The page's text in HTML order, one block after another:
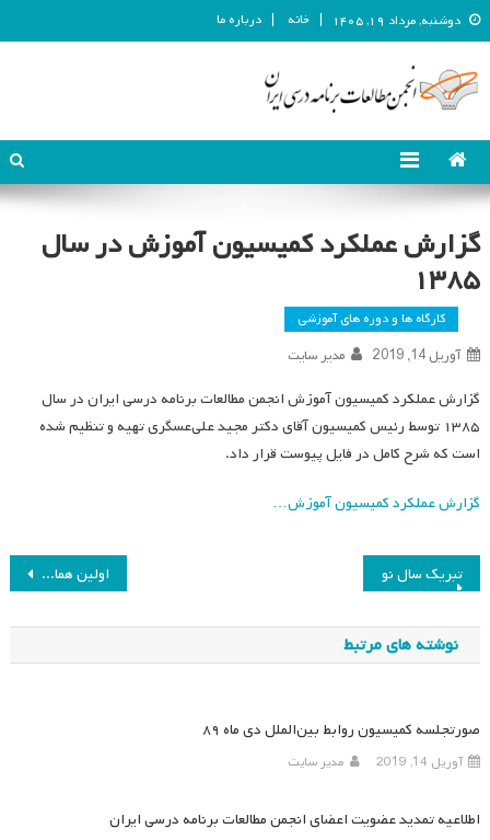
دوشنبه, مرداد ۱۹, ۱۴۰۵ خانه درباره ما
انجمن مطالعات برنامه درسی ایران
گزارش عملکرد کمیسیون آموزش در سال
۱۳۸۵
کارگاه ها و دوره های آموزشی
آوریل 14, 2019 مدیر سایت
گزارش عملکرد کمیسیون آموزش انجمن مطالعات برنامه درسی ایران در سال
۱۳۸۵ توسط رئیس کمیسیون آقای دکتر مجید علی‌عسگری تهیه و تنظیم شده
است که شرح کامل در فایل پیوست قرار داد.
گزارش عملکرد کمیسیون آموزش…
راهبری
نوشته
اولین همایش بین‌المللی آموزش و یادگیری غیررسمی تبریک سال نو
نوشته های مرتبط
صورتجلسه کمیسیون روابط بین‌الملل دی ماه ۸۹
آوریل 14, 2019 مدیر سایت
اطلاعیه تمدید عضویت اعضای انجمن مطالعات برنامه درسی ایران